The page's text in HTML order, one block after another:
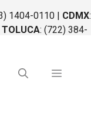
1404-0110 | CDMX:
TOLUCA: (722) 384-
Menú